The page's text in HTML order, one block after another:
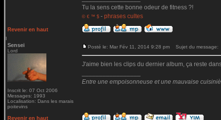
Tu la sens cette bonne odeur de fitness ?!
© € ™ $ - phrases cultes
Revenir en haut
Sensei
Lord
Inscrit le: 07 Oct 2006
Messages: 1993
Localisation: Dans les marais
poitevins
Posté le: Mar Fév 11, 2014 9:28 pm Sujet du message:
J'aime bien les clips du dernier album, ça reste
Entre une empoisonneuse et une mauvaise
Revenir en haut